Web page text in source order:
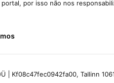
por isso não nos
| Kf08c47fec0942fa00, Tallinn